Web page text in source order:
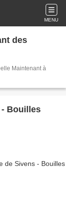
MENU
des
Maintenant à
- Bouilles